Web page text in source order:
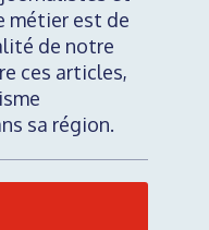
métier est de
de notre
ces articles,
sa région.